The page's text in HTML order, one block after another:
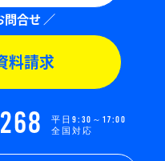
料請求
平日9:30～17:00
全国対応